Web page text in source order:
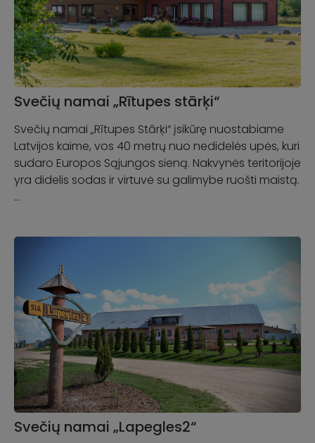
Svečių namai „Rītupes stārķi“
Svečių namai „Rītupes Stārķi“ įsikūrę nuostabiame
Latvijos kaime, vos 40 metrų nuo nedidelės upės, kuri
sudaro Europos Sąjungos sieną. Nakvynės teritorijoje
yra didelis sodas ir virtuvė su galimybe ruošti maistą.
…
Svečių namai „Lapegles2“